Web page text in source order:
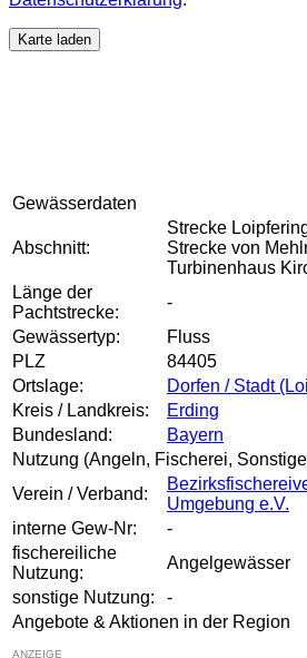
Karte laden
Gewässerdaten
Abschnitt:
Strecke
Strecke von
Turbinenhaus
Länge der
Pachtstrecke:
-
Gewässertyp:
Fluss
PLZ
84405
Ortslage:
Dorfen / Stadt
Kreis / Landkreis:
Erding
Bundesland:
Bayern
Nutzung (Angeln, Fischerei,
Verein / Verband:
Umgebung e.V.
interne Gew-Nr:
-
fischereiliche
Nutzung:
Angelgewässer
sonstige Nutzung:
-
Angebote & Aktionen in der Region
ANZEIGE